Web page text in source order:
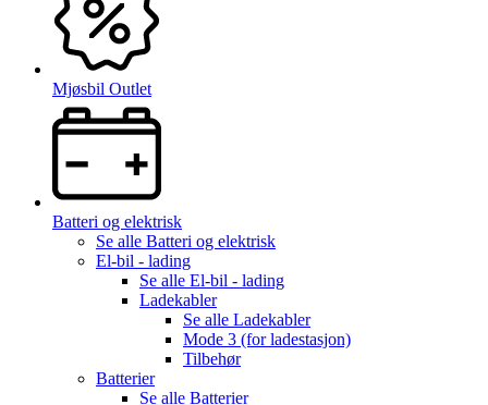
Mjøsbil Outlet
Batteri og elektrisk
Se alle Batteri og elektrisk
El-bil - lading
Se alle El-bil - lading
Ladekabler
Se alle Ladekabler
Mode 3 (for ladestasjon)
Tilbehør
Batterier
Se alle Batterier